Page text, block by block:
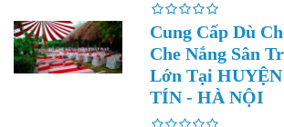
Cung Cấp Dù
Che Nắng Sân
Lớn Tại
TÍN - HÀ NỘI